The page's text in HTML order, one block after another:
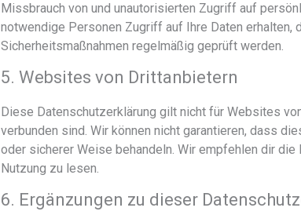
Missbrauch von und unautorisierten Zugriff auf
notwendige Personen Zugriff auf Ihre Daten
Sicherheitsmaßnahmen regelmäßig geprüft werden.
5. Websites von Drittanbietern
Diese Datenschutzerklärung gilt nicht für Websites
verbunden sind. Wir können nicht garantieren, dass
oder sicherer Weise behandeln. Wir empfehlen dir
Nutzung zu lesen.
6. Ergänzungen zu dieser